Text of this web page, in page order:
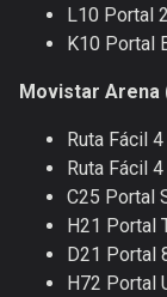
L10 Portal
K10 Portal
Movistar Arena
Ruta Fácil
Ruta Fácil
C25 Portal
H21 Portal
D21 Portal
H72 Portal